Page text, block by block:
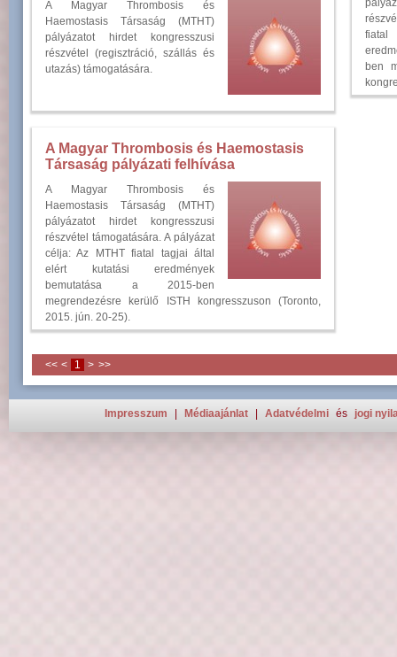
A Magyar Thrombosis és
Haemostasis Társaság (MTHT)
pályázatot hirdet kongresszusi
részvétel (regisztráció, szállás és
utazás) támogatására.
A Magyar Thrombosis és Haemostasis
Társaság pályázati felhívása
A Magyar Thrombosis és
Haemostasis Társaság (MTHT)
pályázatot hirdet kongresszusi
részvétel támogatására. A pályázat
célja: Az MTHT fiatal tagjai által
elért kutatási eredmények
bemutatása a 2015-ben
megrendezésre kerülő ISTH kongresszuson (Toronto,
2015. jún. 20-25).
fiatal
ben
<< < 1 > >>
Impresszum Médiaajánlat Adatvédelmi és jogi